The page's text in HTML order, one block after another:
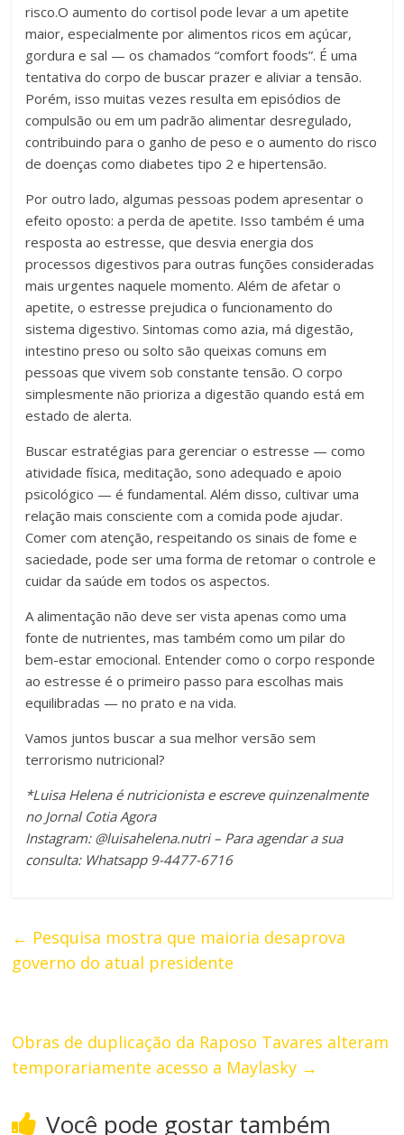
risco.O aumento do cortisol pode levar a um apetite
maior, especialmente por alimentos ricos em açúcar,
gordura e sal — os chamados “comfort foods”. É uma
tentativa do corpo de buscar prazer e aliviar a tensão.
Porém, isso muitas vezes resulta em episódios de
compulsão ou em um padrão alimentar desregulado,
contribuindo para o ganho de peso e o aumento do risco
de doenças como diabetes tipo 2 e hipertensão.
Por outro lado, algumas pessoas podem apresentar o
efeito oposto: a perda de apetite. Isso também é uma
resposta ao estresse, que desvia energia dos
processos digestivos para outras funções consideradas
mais urgentes naquele momento. Além de afetar o
apetite, o estresse prejudica o funcionamento do
sistema digestivo. Sintomas como azia, má digestão,
intestino preso ou solto são queixas comuns em
pessoas que vivem sob constante tensão. O corpo
simplesmente não prioriza a digestão quando está em
estado de alerta.
Buscar estratégias para gerenciar o estresse — como
atividade física, meditação, sono adequado e apoio
psicológico — é fundamental. Além disso, cultivar uma
relação mais consciente com a comida pode ajudar.
Comer com atenção, respeitando os sinais de fome e
saciedade, pode ser uma forma de retomar o controle e
cuidar da saúde em todos os aspectos.
A alimentação não deve ser vista apenas como uma
fonte de nutrientes, mas também como um pilar do
bem-estar emocional. Entender como o corpo responde
ao estresse é o primeiro passo para escolhas mais
equilibradas — no prato e na vida.
Vamos juntos buscar a sua melhor versão sem
terrorismo nutricional?
*Luisa Helena é nutricionista e escreve quinzenalmente
no Jornal Cotia Agora
Instagram: @luisahelena.nutri – Para agendar a sua
consulta: Whatsapp 9-4477-6716
← Pesquisa mostra que maioria desaprova
governo do atual presidente
Obras de duplicação da Raposo Tavares alteram
temporariamente acesso a Maylasky →
Você pode gostar também